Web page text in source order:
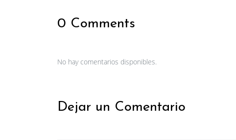
0 Comments
No hay comentarios disponibles.
Dejar un Comentario